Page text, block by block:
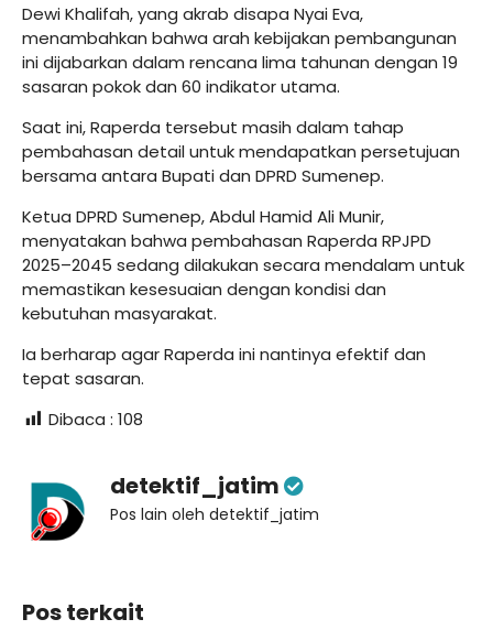
Dewi Khalifah, yang akrab disapa Nyai Eva,
menambahkan bahwa arah kebijakan pembangunan
ini dijabarkan dalam rencana lima tahunan dengan 19
sasaran pokok dan 60 indikator utama.
Saat ini, Raperda tersebut masih dalam tahap
pembahasan detail untuk mendapatkan persetujuan
bersama antara Bupati dan DPRD Sumenep.
Ketua DPRD Sumenep, Abdul Hamid Ali Munir,
menyatakan bahwa pembahasan Raperda RPJPD
2025–2045 sedang dilakukan secara mendalam untuk
memastikan kesesuaian dengan kondisi dan
kebutuhan masyarakat.
Ia berharap agar Raperda ini nantinya efektif dan
tepat sasaran.
Dibaca : 108
detektif_jatim
Pos lain oleh detektif_jatim
Pos terkait